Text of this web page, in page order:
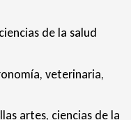
de la salud
veterinaria,
artes, ciencias de la